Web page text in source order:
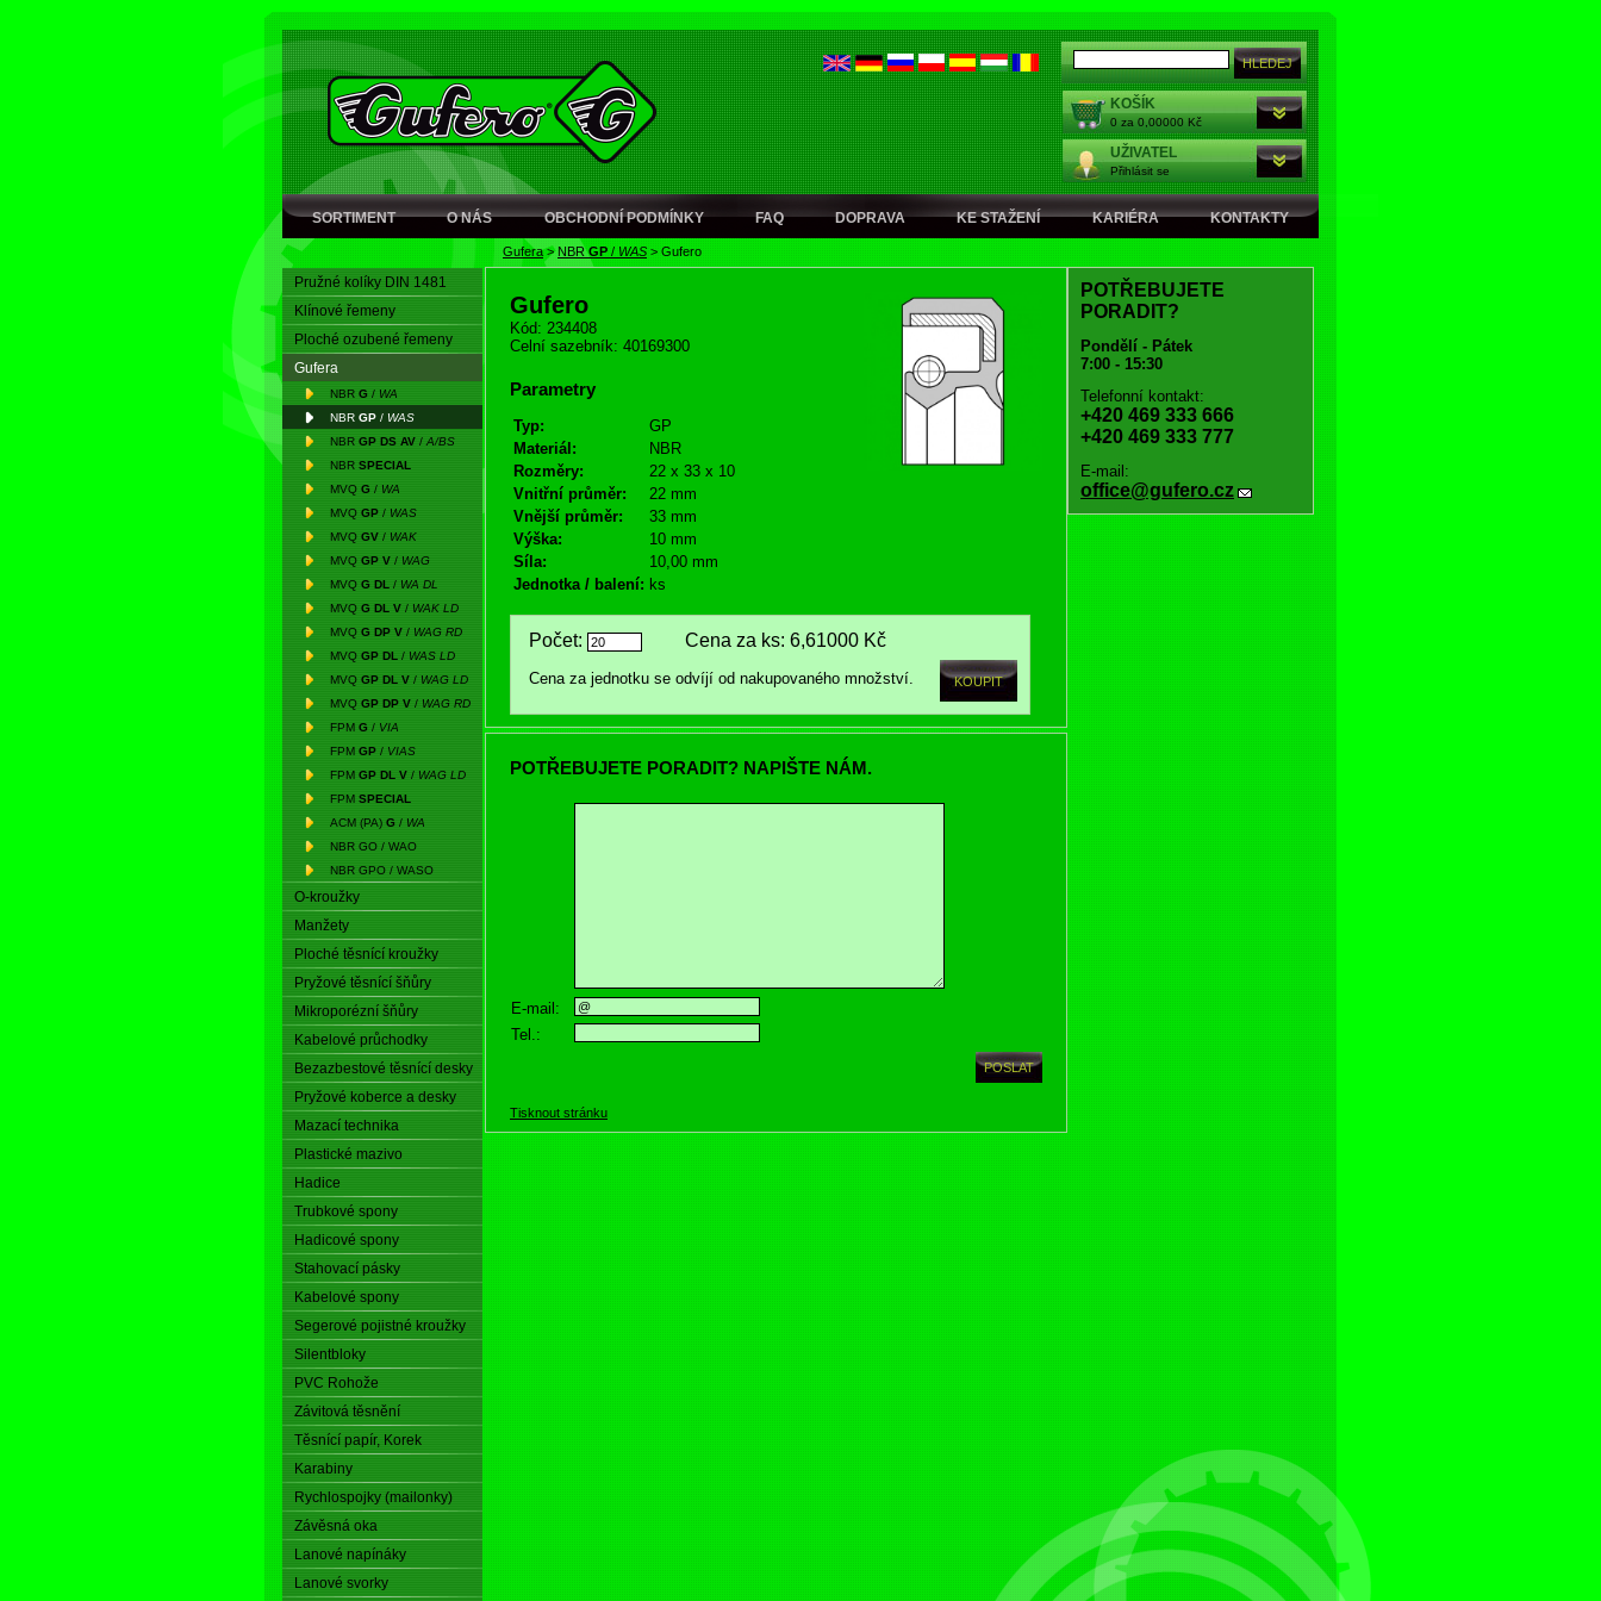
KOŠÍK
0 za 0,00000 Kč
UŽIVATEL
Přihlásit se
SORTIMENT O NÁS OBCHODNÍ PODMÍNKY FAQ DOPRAVA KE STAŽENÍ KARIÉRA KONTAKTY
Gufera> NBRGP / WAS > Gufero
Pružné kolíky DIN 1481
Klínové řemeny
Ploché ozubené řemeny
Gufera
NBR G / WA
NBR GP / WAS
NBR GP DS AV / A/BS
NBR SPECIAL
MVQ G / WA
MVQ GP / WAS
MVQ GV / WAK
MVQ GP V / WAG
MVQ G DL / WA DL
MVQ G DL V / WAK LD
MVQ G DP V / WAG RD
MVQ GP DL / WAS LD
MVQ GP DL V / WAG LD
MVQ GP DP V / WAG RD
FPM G / VIA
FPM GP / VIAS
FPM GP DL V / WAG LD
FPM SPECIAL
ACM (PA) G / WA
NBR GO / WAO
NBR GPO / WASO
O-kroužky
Manžety
Ploché těsnící kroužky
Pryžové těsnící šňůry
Mikroporézní šňůry
Kabelové průchodky
Bezazbestové těsnící desky
Pryžové koberce a desky
Mazací technika
Plastické mazivo
Hadice
Trubkové spony
Hadicové spony
Stahovací pásky
Kabelové spony
Segerové pojistné kroužky
Silentbloky
PVC Rohože
Závitová těsnění
Těsnící papír, Korek
Karabiny
Rychlospojky (mailonky)
Závěsná oka
Lanové napínáky
Lanové svorky
Gufero
Kód: 234408
Celní sazebník: 40169300
Parametry
Typ:
GP
Materiál:
NBR
Rozměry:
22 x 33 x 10
Vnitřní průměr:
22 mm
Vnější průměr:
33 mm
Výška:
10 mm
Síla:
10,00 mm
Jednotka / balení: ks
Počet: Cena za ks: 6,61000 Kč
Cena za jednotku se odvíjí od nakupovaného množství.
POTŘEBUJETE PORADIT? NAPIŠTE NÁM.
E-mail:
Tel.:
Tisknout stránku
POTŘEBUJETE
PORADIT?
Pondělí - Pátek
7:00 - 15:30
Telefonní kontakt:
+420 469 333 666
+420 469 333 777
E-mail:
office@gufero.cz